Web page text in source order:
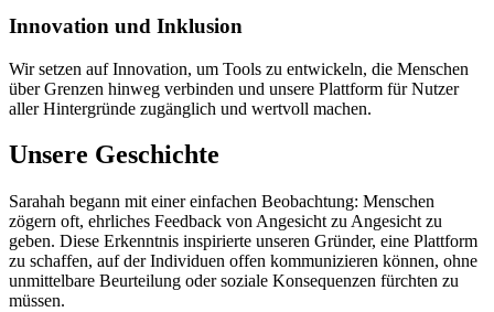
Innovation und Inklusion
Wir setzen auf Innovation, um Tools zu entwickeln, die Menschen
über Grenzen hinweg verbinden und unsere Plattform für Nutzer
aller Hintergründe zugänglich und wertvoll machen.
Unsere Geschichte
Sarahah begann mit einer einfachen Beobachtung: Menschen
zögern oft, ehrliches Feedback von Angesicht zu Angesicht zu
geben. Diese Erkenntnis inspirierte unseren Gründer, eine Plattform
zu schaffen, auf der Individuen offen kommunizieren können, ohne
unmittelbare Beurteilung oder soziale Konsequenzen fürchten zu
müssen.